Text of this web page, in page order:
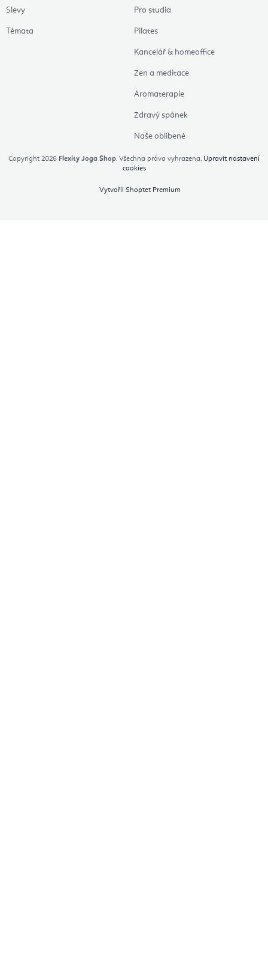
Slevy
Témata
Pro studia
Pilates
Kancelář & homeoffice
Zen a meditace
Aromaterapie
Zdravý spánek
Naše oblíbené
Vytvořil Shoptet Premium
Copyright 2026 Flexity Joga Shop. Všechna práva vyhrazena. Upravit nastavení
cookies